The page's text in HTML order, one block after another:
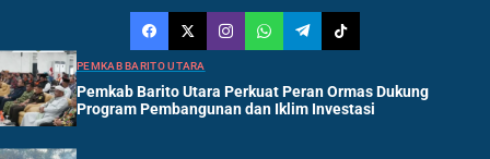
PEMKAB BARITO UTARA
Pemkab Barito Utara Perkuat Peran Ormas Dukung
Program Pembangunan dan Iklim Investasi